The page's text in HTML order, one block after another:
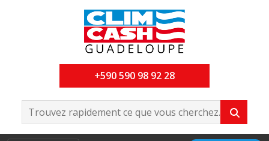
+590 590 98 92 28